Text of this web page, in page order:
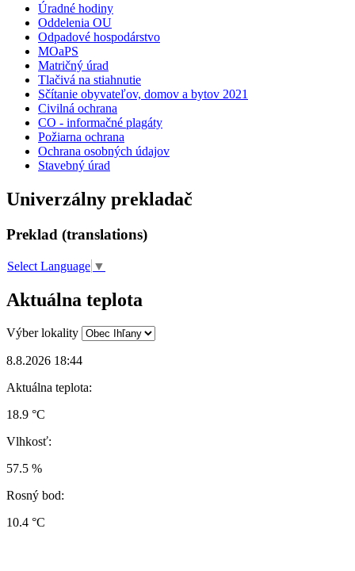
Úradné hodiny
Oddelenia OU
Odpadové hospodárstvo
MOaPS
Matričný úrad
Tlačivá na stiahnutie
Sčítanie obyvateľov, domov a bytov 2021
Civilná ochrana
CO - informačné plagáty
Požiarna ochrana
Ochrana osobných údajov
Stavebný úrad
Univerzálny prekladač
Preklad (translations)
Select Language ▼
Aktuálna teplota
Výber lokality
8.8.2026 18:44
Aktuálna teplota:
18.9 °C
Vlhkosť:
57.5 %
Rosný bod:
10.4 °C